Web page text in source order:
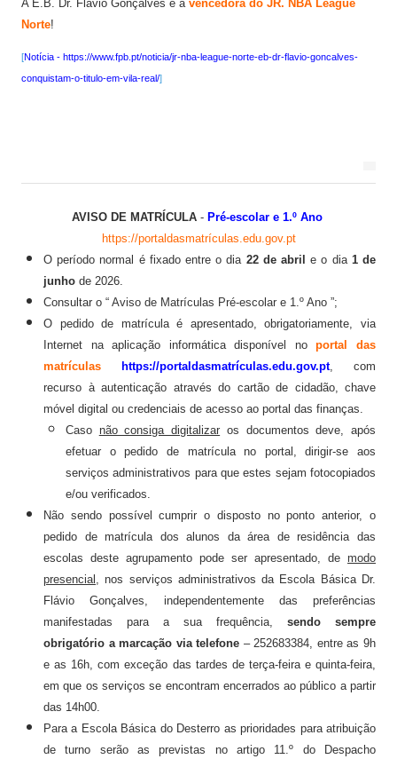
PADDE - Plano de Ação para Desenvolvimento Digital da Escola
Serviços Administrativos
PVPV+ Póvoa de Varzim Promove Valores
Plano de Formação
Calendário Escolar
Contacto
ALUNOS
Seguro Escolar
Política de Privacidade e Proteção de Dados Pessoais
Matrículas 2024/2025
Manuais Escolares
Escola Digital - Kit Digital
E-mail institucional
Acesso ao GIAE
Pedido de justificação de faltas no GIAE
Cartão do aluno
A E.B. Dr. Flávio Gonçalves é a vencedora do JR. NBA League
Norte!
[Notícia - https://www.fpb.pt/noticia/jr-nba-league-norte-eb-dr-flavio-goncalves-
conquistam-o-titulo-em-vila-real/]
AVISO DE MATRÍCULA- Pré-escolar e 1.º Ano
https://portaldasmatrículas.edu.gov.pt
O período normal é fixado entre o dia 22 de abril e o dia 1 de
junho de 2026.
Consultar o “ Aviso de Matrículas Pré-escolar e 1.º Ano ”;
O pedido de matrícula é apresentado, obrigatoriamente, via
Internet na aplicação informática disponível noportal das
matrículas
https://portaldasmatrículas.edu.gov.pt, com
recurso à autenticação através do cartão de cidadão, chave
móvel digital ou credenciais de acesso ao portal das finanças.
Caso não consiga digitalizar os documentos deve, após
efetuar o pedido de matrícula no portal, dirigir-se aos
serviços administrativos para que estes sejam fotocopiados
e/ou verificados.
Não sendo possível cumprir o disposto no ponto anterior, o
pedido de matrícula dos alunos da área de residência das
escolas deste agrupamento pode ser apresentado, de modo
presencial , nos serviços administrativos da Escola Básica Dr.
Flávio Gonçalves, independentemente das preferências
manifestadas para a sua frequência, sendo sempre
obrigatório a marcação via telefone – 252683384, entre as 9h
e as 16h, com exceção das tardes de terça-feira e quinta-feira,
em que os serviços se encontram encerrados ao público a partir
das 14h00.
Para a Escola Básica do Desterro as prioridades para atribuição
de turno serão as previstas no artigo 11.º do Despacho